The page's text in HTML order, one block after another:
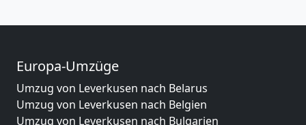
Europa-Umzüge
Umzug von Leverkusen nach Belarus
Umzug von Leverkusen nach Belgien
Umzug von Leverkusen nach Bulgarien